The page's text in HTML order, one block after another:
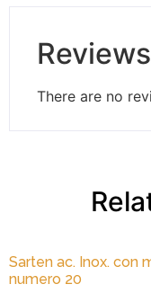
Reviews
There are no
Sarten ac. Inox. con
numero 20